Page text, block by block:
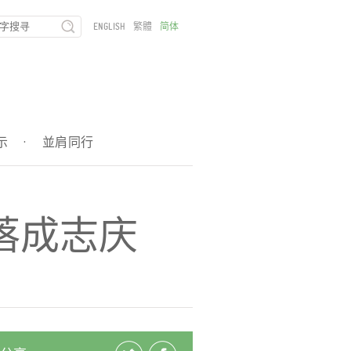
· 並肩同行
ENGLISH 繁體 简体
成志庆